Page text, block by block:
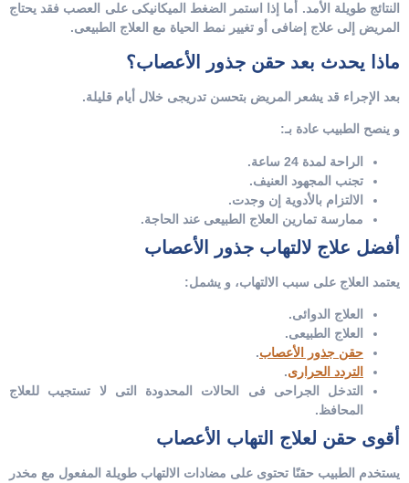
النتائج طويلة الأمد.
أما إذا استمر الضغط الميكانيكى على العصب فقد يحتاج
المريض إلى علاج إضافى أو تغيير نمط الحياة مع العلاج الطبيعى.
ماذا يحدث بعد حقن جذور الأعصاب؟
بعد الإجراء قد يشعر المريض بتحسن تدريجى خلال أيام قليلة.
و ينصح الطبيب عادة بـ:
الراحة لمدة 24 ساعة.
تجنب المجهود العنيف.
الالتزام بالأدوية إن وجدت.
ممارسة تمارين العلاج الطبيعى عند الحاجة.
أفضل علاج لالتهاب جذور الأعصاب
يعتمد العلاج على سبب الالتهاب، و يشمل:
العلاج الدوائى.
العلاج الطبيعى.
حقن جذور الأعصاب.
التردد الحرارى.
التدخل الجراحى فى الحالات المحدودة التى لا تستجيب للعلاج
المحافظ.
أقوى حقن لعلاج التهاب الأعصاب
يستخدم الطبيب حقنًا تحتوى على مضادات الالتهاب طويلة المفعول مع مخدر